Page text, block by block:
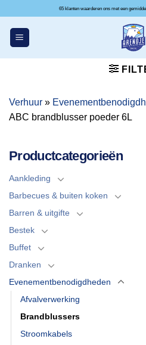
inhoud
65 klanten
Verhuur »
ABC brandblusser poeder 6L
Productcategorieën
Aankleding
Barbecues & buiten koken
Barren & uitgifte
Bestek
Buffet
Dranken
Evenementbenodigdheden
Afvalverwerking
Brandblussers
Stroomkabels